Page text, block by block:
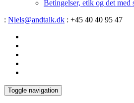
Betingelser, etik og det med
: Niels@andtalk.dk : +45 40 40 95 47
Toggle navigation